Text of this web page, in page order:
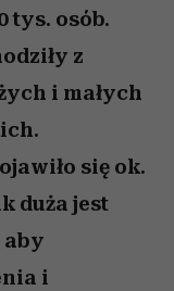
tys. osób.
z
i małych
się ok.
duża jest
aby
i